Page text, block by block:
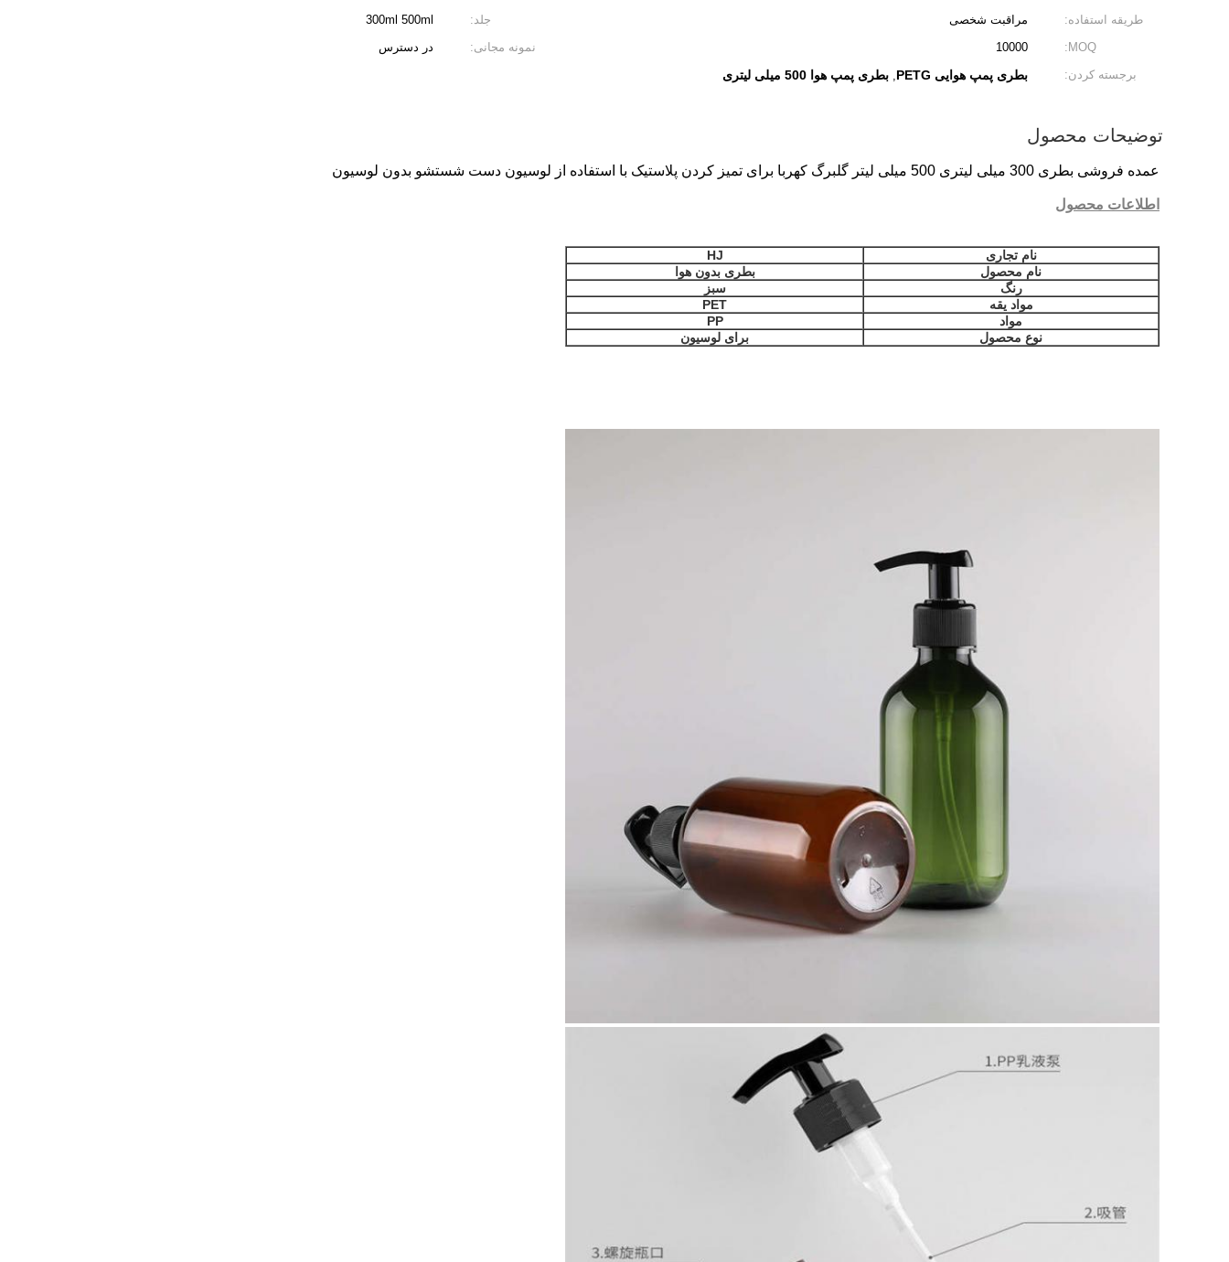
طریقه استفاده:
مراقبت شخصی جلد:
300ml 500ml
MOQ:
10000 نمونه مجانی:
در دسترس
برجسته کردن:
بطری پمپ هوایی PETG , بطری پمپ هوا 500 میلی لیتری
توضیحات محصول
عمده فروشی بطری 300 میلی لیتری 500 میلی لیتر گلبرگ کهربا برای تمیز کردن پلاستیک با استفاده از لوسیون دست شستشو بدون لوسیون
اطلاعات محصول
نام تجاری
HJ
نام محصول
بطری بدون هوا
رنگ
سبز
مواد یقه
PET
مواد
PP
نوع محصول
برای لوسیون